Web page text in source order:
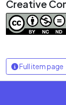
Creative
Full item page